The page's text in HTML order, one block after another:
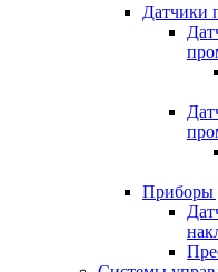
Датчики
Приборы